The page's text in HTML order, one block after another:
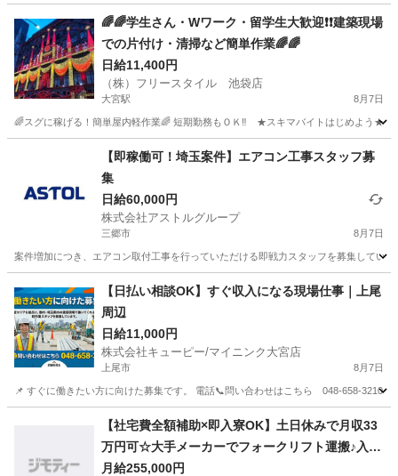
🌈🌈学生さん・Wワーク・留学生大歓迎❗❗建築現場
での片付け・清掃など簡単作業🌈🌈
日給11,400円
（株）フリースタイル 池袋店
大宮駅 8月7日
🌈スグに稼げる！簡単屋内軽作業🌈 短期勤務もＯＫ‼️ ★スキマバイトはじめよう★ 🟢
さいたま市 大宮駅 建築 留学生
【即稼働可！埼玉案件】エアコン工事スタッフ募
集
日給60,000円
株式会社アストルグループ
三郷市 8月7日
案件増加につき、エアコン取付工事を行っていただける即戦力スタッフを募集してい
その他 スタッフ
【日払い相談OK】すぐ収入になる現場仕事｜上尾
周辺
日給11,000円
株式会社キューピー/マイニンク大宮店
上尾市 8月7日
📌 すぐに働きたい方に向けた募集です。 電話📞問い合わせはこちら 048-658-3210
建築 スタッフ
【社宅費全額補助×即入寮OK】土日休みで月収33
万円可☆大手メーカーでフォークリフト運搬♪入社
祝い金や期間満了金あり◎20代～50代の男性活躍
月給255,000円